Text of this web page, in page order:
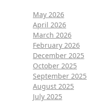
May 2026
April 2026
March 2026
February 2026
December 2025
October 2025
September 2025
August 2025
July 2025